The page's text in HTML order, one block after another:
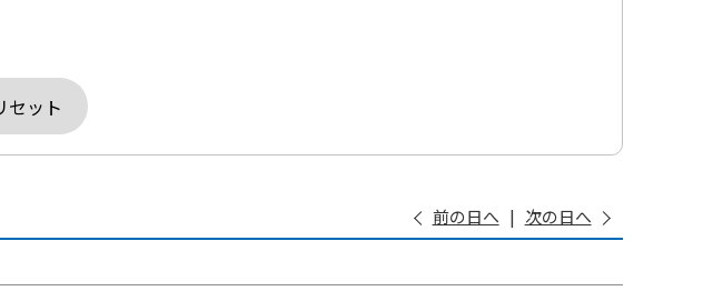
前の日へ 次の日へ